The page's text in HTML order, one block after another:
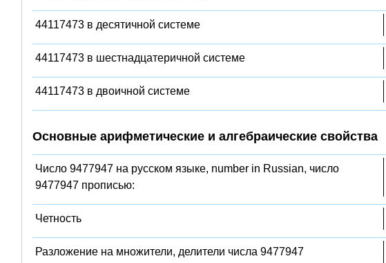
44117473 в десятичной системе
44117473 в шестнадцатеричной системе
44117473 в двоичной системе
Основные арифметические и алгебраические свойства
Число 9477947 на русском языке, number in Russian, число
9477947 прописью:
Четность
Разложение на множители, делители числа 9477947